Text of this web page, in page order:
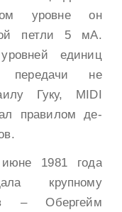
уровне он
петли 5 мА.
единиц
передачи не
Гуку, MIDI
правилом де-
1981 года
крупному
– Обергейм